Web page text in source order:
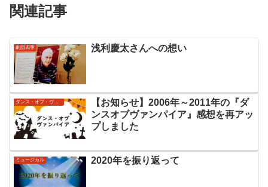
関連記事
劇団四季 浅利慶太さんへの想い
ダンス・オブ・ヴァンパイア
【お知らせ】2006年～2011年の『ダ
ンスオブヴァンパイア』感想を再アッ
プしました
ミュージカル 2020年を振り返って